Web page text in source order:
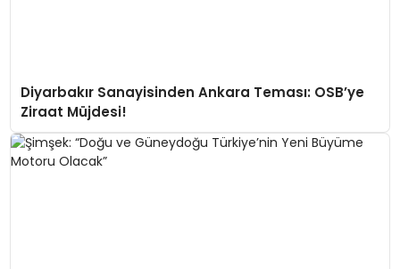
Diyarbakır Sanayisinden Ankara Teması: OSB’ye
Ziraat Müjdesi!